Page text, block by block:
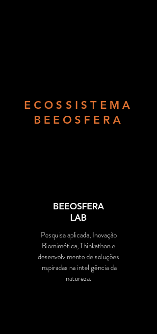
ECOSSISTEMA
BEEOSFERA
BEEOSFERA
LAB
Pesquisa aplicada, Inovação
Biomimética, Thinkathon e
desenvolvimento de soluções
inspiradas na inteligência da
natureza.